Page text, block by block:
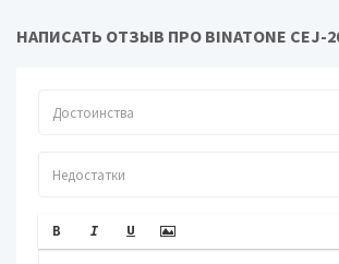
НАПИСАТЬ ОТЗЫВ ПРО BINATONE CEJ-